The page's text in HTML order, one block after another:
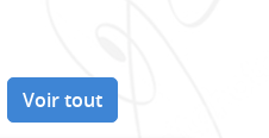
Voir tout